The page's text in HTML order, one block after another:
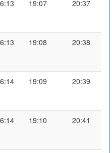
19:07 20:37
19:08 20:38
19:09 20:39
19:10 20:41